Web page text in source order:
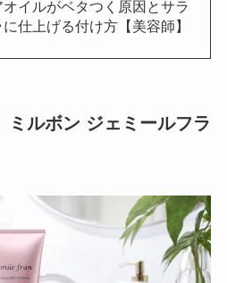
オイルがベタつく原因とサラ
仕上げる付け方【美容師】
ミルボン ジェミールフラ